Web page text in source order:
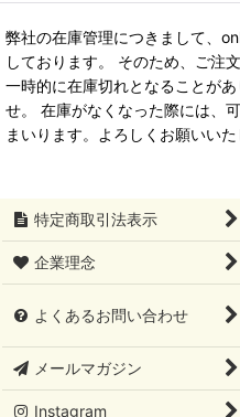
弊社の在庫管理につきまして、
しております。 そのため、ご注
一時的に在庫切れとなることが
せ。 在庫がなくなった際には、
まいります。よろしくお願いいた
特定商取引法表示
企業理念
よくあるお問い合わせ
メールマガジン
Instagram